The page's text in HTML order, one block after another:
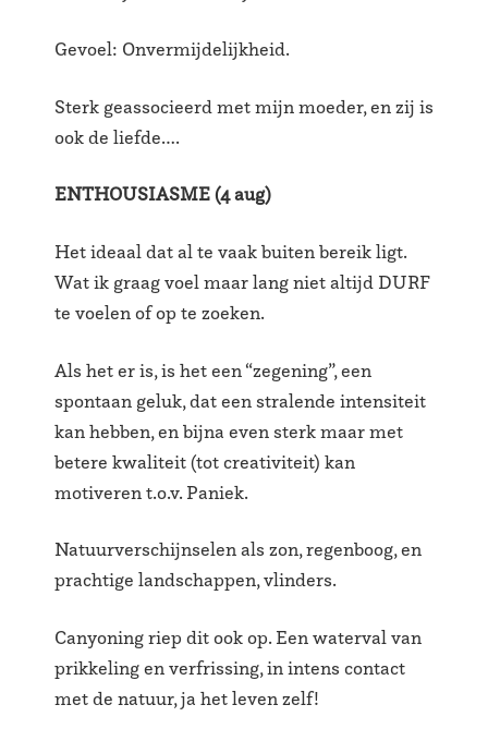
Gevoel: Onvermijdelijkheid.
Sterk geassocieerd met mijn moeder, en zij is
ook de liefde….
ENTHOUSIASME (4 aug)
Het ideaal dat al te vaak buiten bereik ligt.
Wat ik graag voel maar lang niet altijd DURF
te voelen of op te zoeken.
Als het er is, is het een “zegening”, een
spontaan geluk, dat een stralende intensiteit
kan hebben, en bijna even sterk maar met
betere kwaliteit (tot creativiteit) kan
motiveren t.o.v. Paniek.
Natuurverschijnselen als zon, regenboog, en
prachtige landschappen, vlinders.
Canyoning riep dit ook op. Een waterval van
prikkeling en verfrissing, in intens contact
met de natuur, ja het leven zelf!